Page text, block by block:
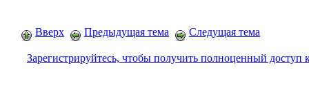
Вверх Предыдущая тема Следущая тема
Зарегистрируйтесь, чтобы получить полноценный доступ